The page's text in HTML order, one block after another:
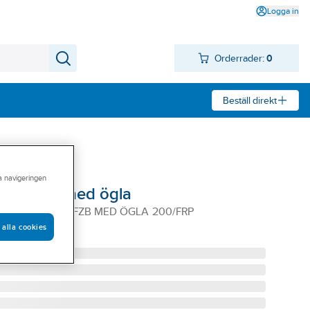
Logga in
Orderrader: 0
Beställ direkt
Monti med ögla
R 6X40 FZB MED ÖGLA 200/FRP
navigeringen
alla cookies